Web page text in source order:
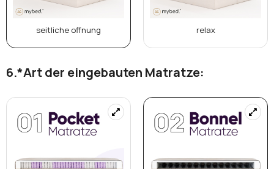
seitliche offnung relax
*Art der eingebauten Matratze: